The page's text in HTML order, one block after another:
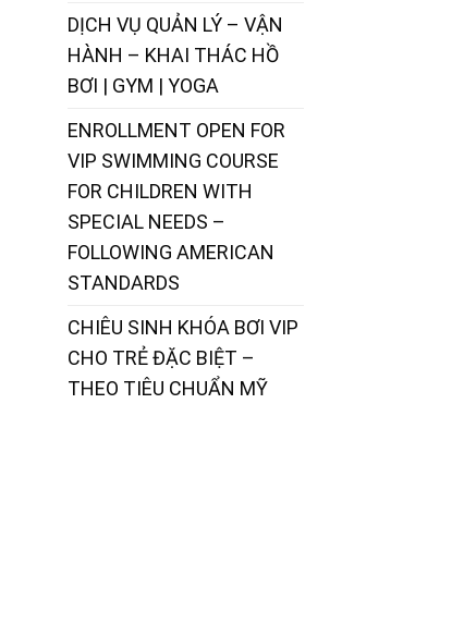
DỊCH VỤ QUẢN LÝ – VẬN
HÀNH – KHAI THÁC HỒ
BƠI | GYM | YOGA
ENROLLMENT OPEN FOR
VIP SWIMMING COURSE
FOR CHILDREN WITH
SPECIAL NEEDS –
FOLLOWING AMERICAN
STANDARDS
CHIÊU SINH KHÓA BƠI VIP
CHO TRẺ ĐẶC BIỆT –
THEO TIÊU CHUẨN MỸ